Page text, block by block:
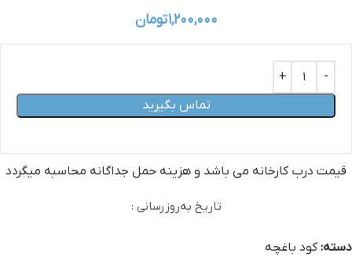
۱,۲۰۰,۰۰۰تومان
تماس بگیرید
قیمت درب کارخانه می‏ باشد و هزینه حمل جداگانه محاسبه میگردد
تاریخ به‌روزرسانی :
دسته: کود باغچه